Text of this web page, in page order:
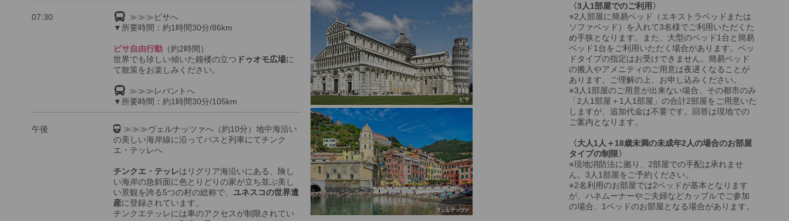
07:30
≫≫≫ピサへ
▼所要時間：約1時間30分/86km
ピサ自由行動 （約2時間）
世界でも珍しい傾いた鐘楼の立つ ドゥオモ広場に
て散策をお楽しみください。
≫≫≫レバントへ
▼所要時間：約1時間30分/105km
午後
≫≫≫ヴェルナッツァへ（約10分）地中海沿い
の美しい海岸線に沿ってバスと列車にてチンク
エ・テッレへ
チンクエ・テッレはリグリア海沿いにある、険し
い海岸の急斜面に色とりどりの家が立ち並ぶ美し
い景観を誇る5つの村の総称で、 ユネスコの世界遺
産に登録されています。
チンクエテッレには車のアクセスが制限されてい
〈3人1部屋でのご利用〉
※2人部屋に簡易ベッド（エキストラベッドまたは
ソファベッド）を入れて3名様でご利用いただくた
め手狭となります。また、大型のベッド1台と簡易
ベッド1台をご利用いただく場合があります。ベッ
ドタイプの指定はお受けできません。簡易ベッド
の搬入やアメニティのご用意は夜遅くなることが
あります。ご理解の上、お申し込みください。
※3人1部屋のご用意が出来ない場合、その都市のみ
「2人1部屋＋1人1部屋」の合計2部屋をご用意いた
しますが、追加代金は不要です。回答は現地での
ご案内となります。
〈大人1人＋18歳未満の未成年2人の場合のお部屋
タイプの制限〉
※現地消防法に拠り、2部屋での手配は承れませ
ん。3人1部屋をご予約ください。
※2名利用のお部屋では2ベッドが基本となります
が、ハネムーナーやご夫婦などカップルでご参加
の場合、1ベッドのお部屋となる場合があります。